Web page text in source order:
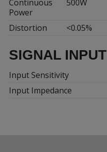
Continuous
Power
500W
Distortion <0.05%
SIGNAL INPUT
Input Sensitivity
Input Impedance